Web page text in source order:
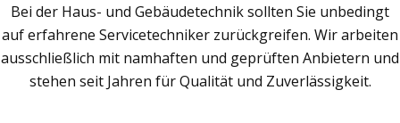
Bei der Haus- und Gebäudetechnik sollten Sie unbedingt
auf erfahrene Servicetechniker zurückgreifen. Wir arbeiten
ausschließlich mit namhaften und geprüften Anbietern und
stehen seit Jahren für Qualität und Zuverlässigkeit.